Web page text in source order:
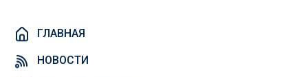
ГЛАВНАЯ
НОВОСТИ